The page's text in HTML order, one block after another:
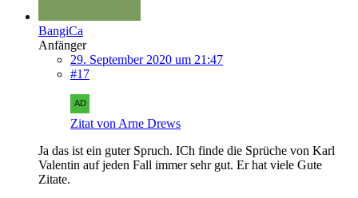
BangiCa
Anfänger
29. September 2020 um 21:47
#17
Zitat von Arne Drews
Ja das ist ein guter Spruch. ICh finde die Sprüche von Karl
Valentin auf jeden Fall immer sehr gut. Er hat viele Gute
Zitate.